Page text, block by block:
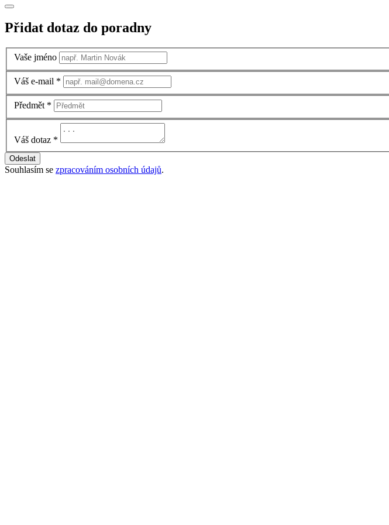
Přidat dotaz do poradny
Vaše jméno
Váš e-mail *
Předmět *
Váš dotaz *
Odeslat
Souhlasím se zpracováním osobních údajů.